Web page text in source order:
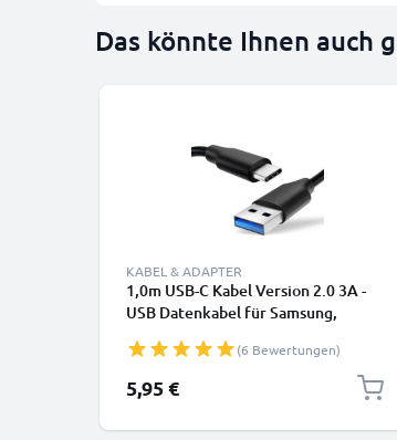
Das könnte Ihnen auch
KABEL & ADAPTER
1,0m USB-C Kabel Version 2.0 3A -
USB Datenkabel für Samsung,
Canon, Panasonic Lumix, Sony,
GoPro uvm PVC schwarz
(6 Bewertungen)
5,95 €